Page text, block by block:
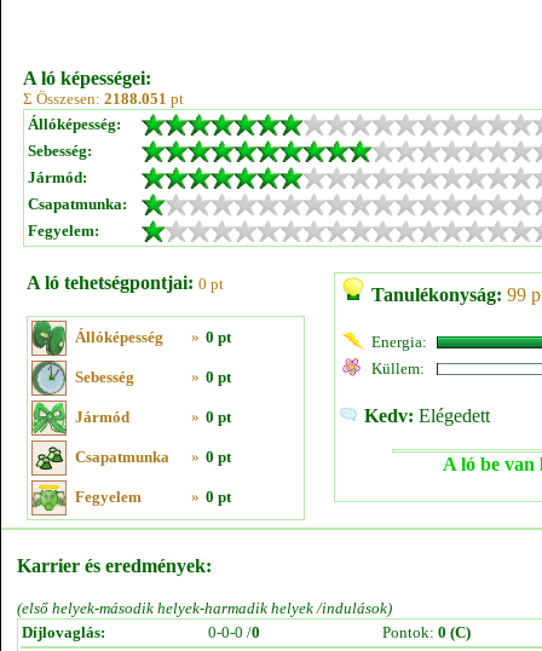
A ló képességei:
Σ Összesen: 2188.051 pt
Állóképesség:
Sebesség:
Jármód:
Csapatmunka:
Fegyelem:
A ló tehetségpontjai: 0 pt
Állóképesség » 0 pt
Sebesség » 0 pt
Jármód » 0 pt
Csapatmunka » 0 pt
Fegyelem » 0 pt
Tanulékonyság: 99
Energia:
Küllem:
Kedv: Elégedett
A ló be van
Karrier és eredmények:
(első helyek-második helyek-harmadik helyek /indulások)
Díjlovaglás:
0-0-0 /0 Pontok: 0 (C)